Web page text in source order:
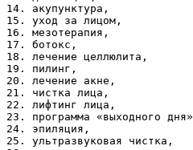
14. акупунктура,
15. уход за лицом,
16. мезотерапия,
17. ботокс,
18. лечение целлюлита,
19. пилинг,
20. лечение акне,
21. чистка лица,
22. лифтинг лица,
23. программа «выходного дня»
24. эпиляция,
25. ультразвуковая чистка,